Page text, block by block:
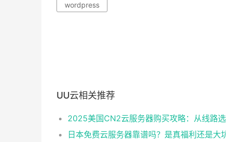
wordpress
UU云相关推荐
日本免费云服务器靠谱吗？是真福利还是大